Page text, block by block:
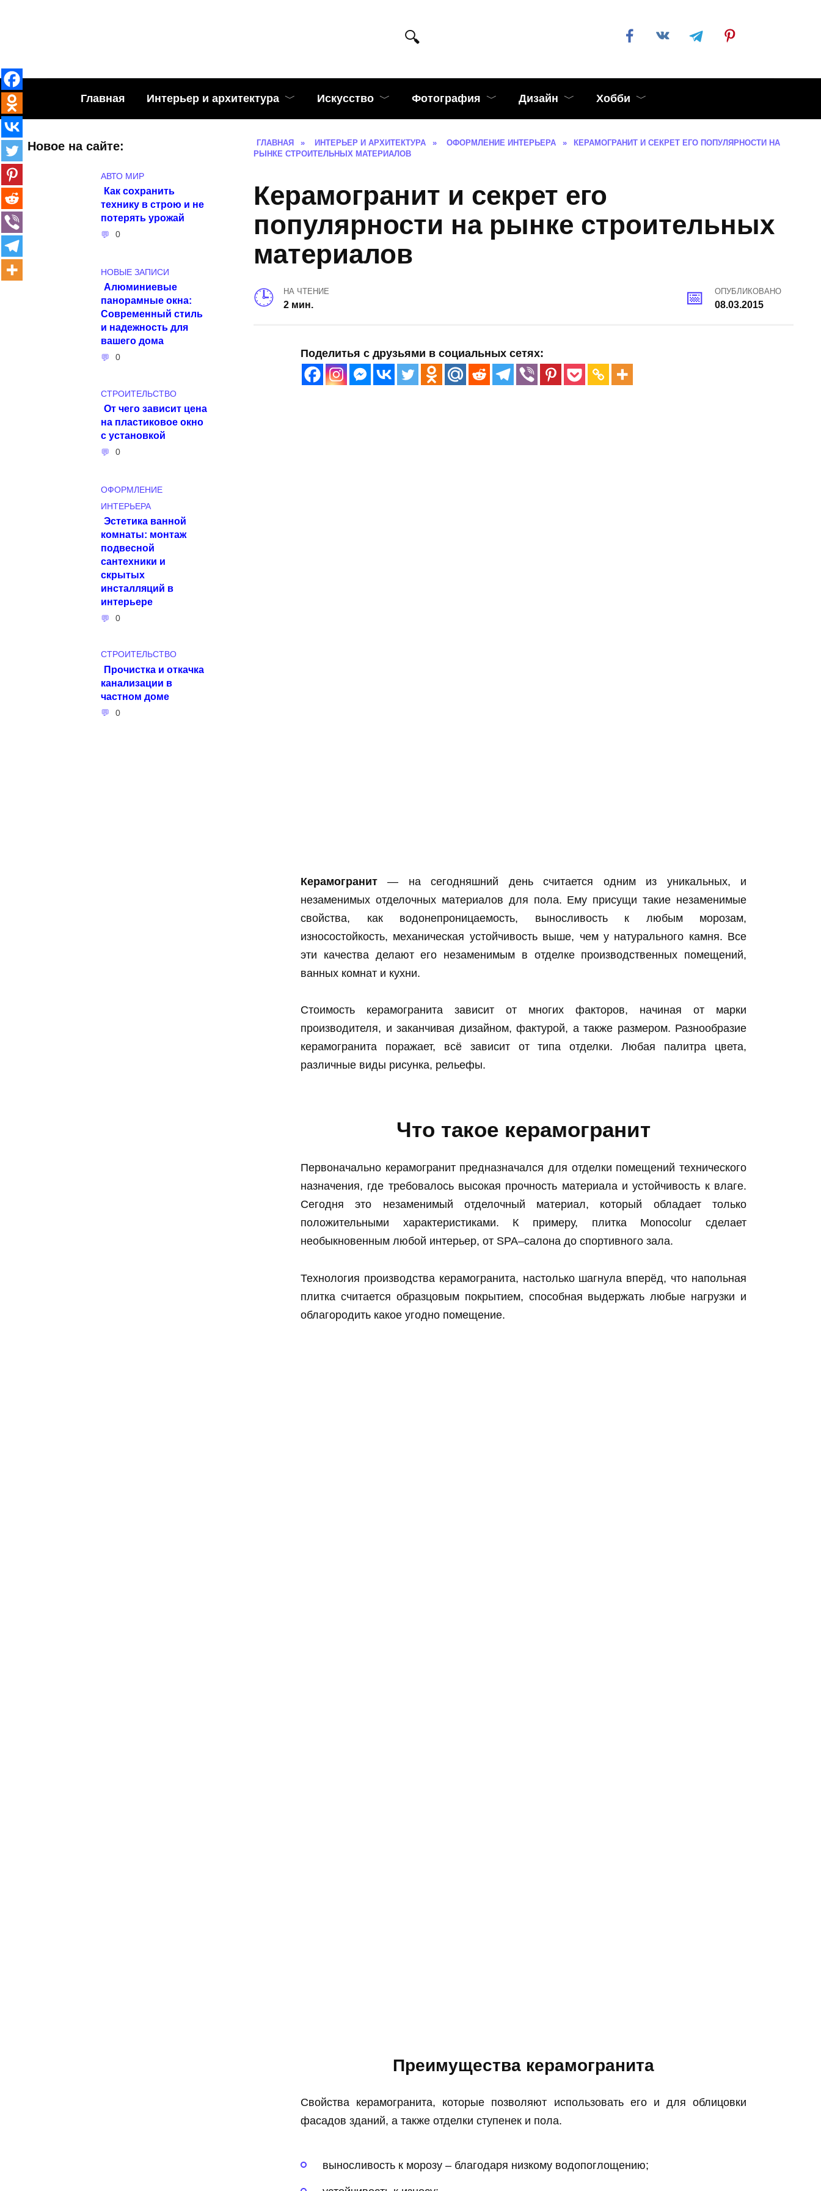
Главная Интерьер и архитектура Искусство Фотография Дизайн Хобби
ГЛАВНАЯ » ИНТЕРЬЕР И АРХИТЕКТУРА » ОФОРМЛЕНИЕ ИНТЕРЬЕРА »
КЕРАМОГРАНИТ И СЕКРЕТ ЕГО ПОПУЛЯРНОСТИ НА
РЫНКЕ СТРОИТЕЛЬНЫХ МАТЕРИАЛОВ
Керамогранит и секрет его
популярности на рынке строительных
материалов
НА ЧТЕНИЕ
2 мин.
ОПУБЛИКОВАНО
08.03.2015
Поделитья с друзьями в социальных сетях:
Керамогранит — на сегодняшний день считается одним из уникальных, и
незаменимых отделочных материалов для пола. Ему присущи такие незаменимые
свойства, как водонепроницаемость, выносливость к любым морозам,
износостойкость, механическая устойчивость выше, чем у натурального камня. Все
эти качества делают его незаменимым в отделке производственных помещений,
ванных комнат и кухни.
Стоимость керамогранита зависит от многих факторов, начиная от марки
производителя, и заканчивая дизайном, фактурой, а также размером. Разнообразие
керамогранита поражает, всё зависит от типа отделки. Любая палитра цвета,
различные виды рисунка, рельефы.
Что такое керамогранит
Первоначально керамогранит предназначался для отделки помещений технического
назначения, где требовалось высокая прочность материала и устойчивость к влаге.
Сегодня это незаменимый отделочный материал, который обладает только
положительными характеристиками. К примеру, плитка Monocolur сделает
необыкновенным любой интерьер, от SPA–салона до спортивного зала.
Технология производства керамогранита, настолько шагнула вперёд, что напольная
плитка считается образцовым покрытием, способная выдержать любые нагрузки и
облагородить какое угодно помещение.
Преимущества керамогранита
Свойства керамогранита, которые позволяют использовать его и для облицовки
фасадов зданий, а также отделки ступенек и пола.
выносливость к морозу – благодаря низкому водопоглощению;
Новое на сайте:
АВТО МИР
Как сохранить
технику в строю и не
потерять урожай
0
НОВЫЕ ЗАПИСИ
Алюминиевые
панорамные окна:
Современный стиль
и надежность для
вашего дома
0
СТРОИТЕЛЬСТВО
От чего зависит цена
на пластиковое окно
с установкой
0
ОФОРМЛЕНИЕ
ИНТЕРЬЕРА
Эстетика ванной
комнаты: монтаж
подвесной
сантехники и
скрытых
инсталляций в
интерьере
0
СТРОИТЕЛЬСТВО
Прочистка и откачка
канализации в
частном доме
0